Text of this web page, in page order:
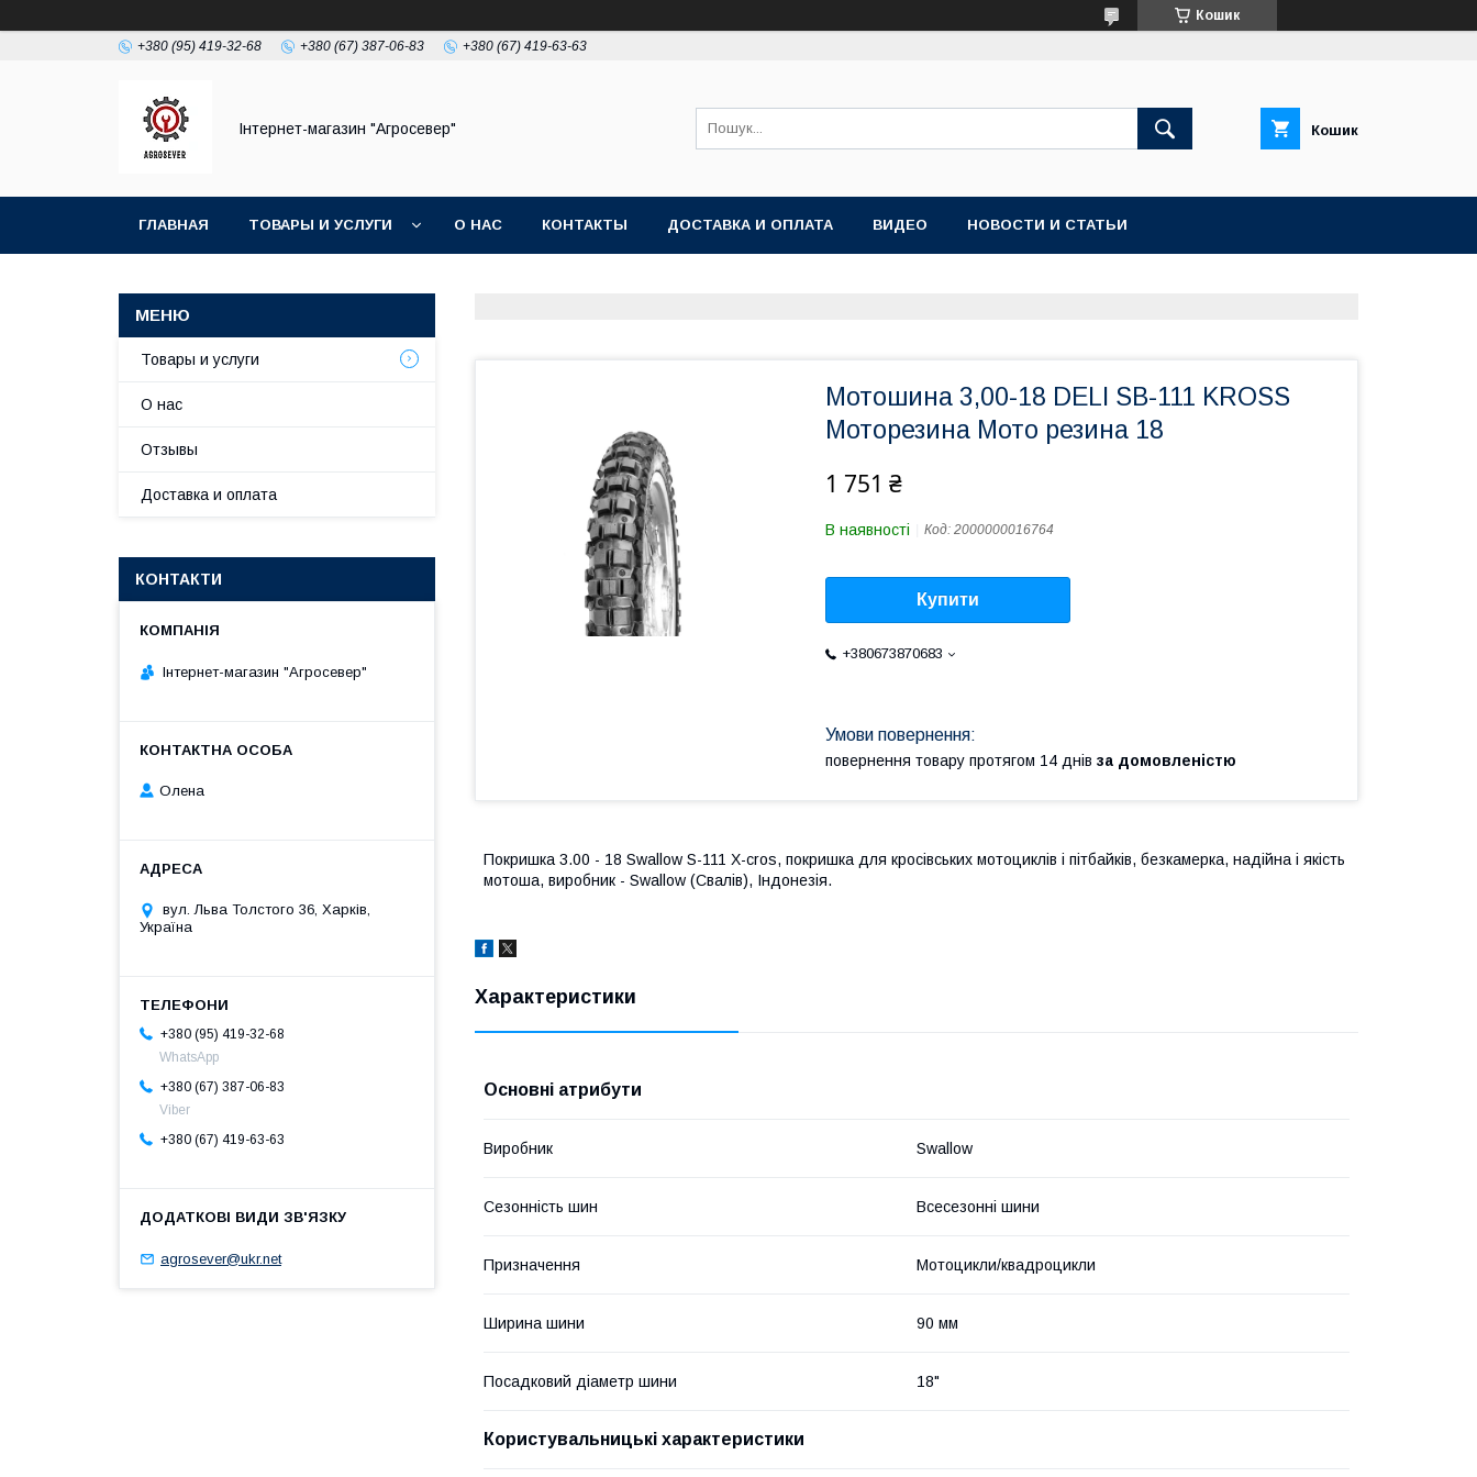
Кошик
+380 (95) 419-32-68 +380 (67) 387-06-83 +380 (67) 419-63-63
Інтернет-магазин "Агросевер" Кошик
ГЛАВНАЯ ТОВАРЫ И УСЛУГИ О НАС КОНТАКТЫ ДОСТАВКА И ОПЛАТА ВИДЕО НОВОСТИ И СТАТЬИ
Мотошина 3,00-18 DELI SB-111 KROSS
Моторезина Мото резина 18
1 751 ₴
В наявності Код: 2000000016764
Купити
+380673870683
повернення товару протягом 14 днів за домовленістю
Покришка 3.00 - 18 Swallow S-111 X-cros, покришка для кросівських мотоциклів і пітбайків, безкамерка, надійна і якість
мотоша, виробник - Swallow (Свалів), Індонезія.
Характеристики
Основні атрибути
Виробник Swallow
Сезонність шин Всесезонні шини
Призначення Мотоцикли/квадроцикли
Ширина шини 90 мм
Посадковий діаметр шини 18"
Користувальницькі характеристики
Товары и услуги
О нас
Отзывы
Доставка и оплата
КОНТАКТИ
Інтернет-магазин "Агросевер"
Олена
вул. Льва Толстого 36, Харків,
Україна
+380 (95) 419-32-68
WhatsApp
+380 (67) 387-06-83
Viber
+380 (67) 419-63-63
agrosever@ukr.net